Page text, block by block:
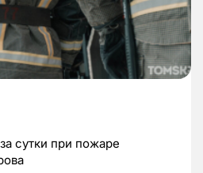
сутки при пожаре